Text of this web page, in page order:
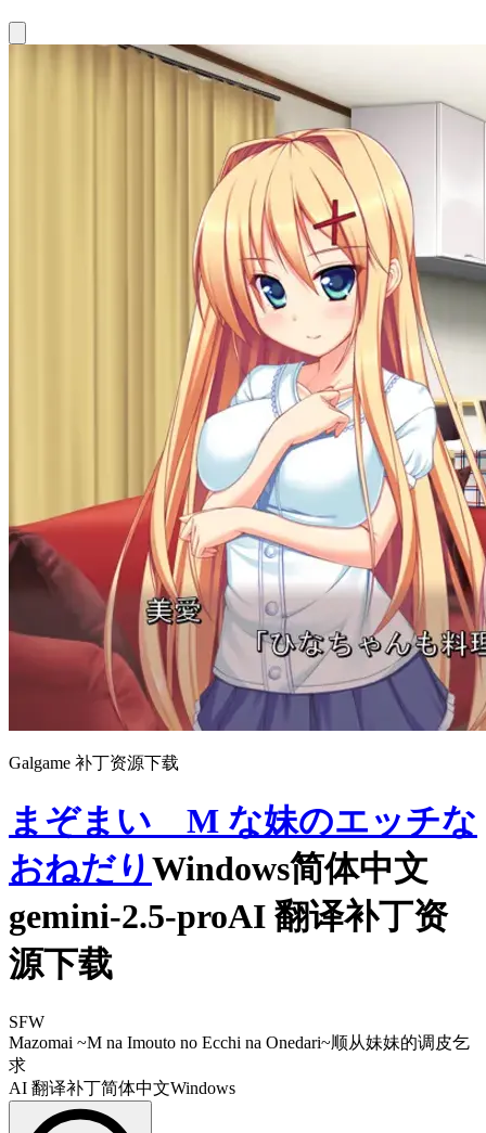
Galgame 补丁资源下载
まぞまい M な妹のエッチな
おねだりWindows简体中文
gemini-2.5-proAI 翻译补丁资
源下载
SFW
Mazomai ~M na Imouto no Ecchi na Onedari~顺从妹妹的调皮乞
求
AI 翻译补丁简体中文Windows